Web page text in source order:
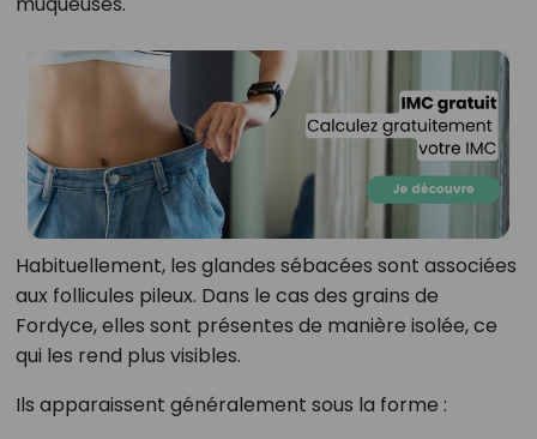
Habituellement, les glandes sébacées sont associées
aux follicules pileux. Dans le cas des grains de
Fordyce, elles sont présentes de manière isolée, ce
qui les rend plus visibles.
Ils apparaissent généralement sous la forme :